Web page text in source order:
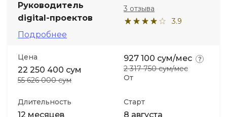
Руководитель
digital-проектов
Подробнее
3.9
3 отзыва
Цена
22 250 400 сум
55 626 000 сум От
927 100 сум/мес
2 317 750 сум/мес
Длительность
12 месяцев
Старт
8 августа